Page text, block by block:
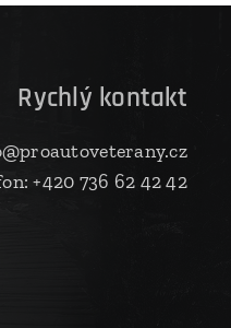
Rychlý kontakt
+420 736 62 42 42